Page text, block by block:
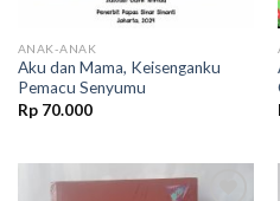
ANAK-ANAK
Aku dan Mama, Keisenganku
Pemacu Senyumu
Rp70.000